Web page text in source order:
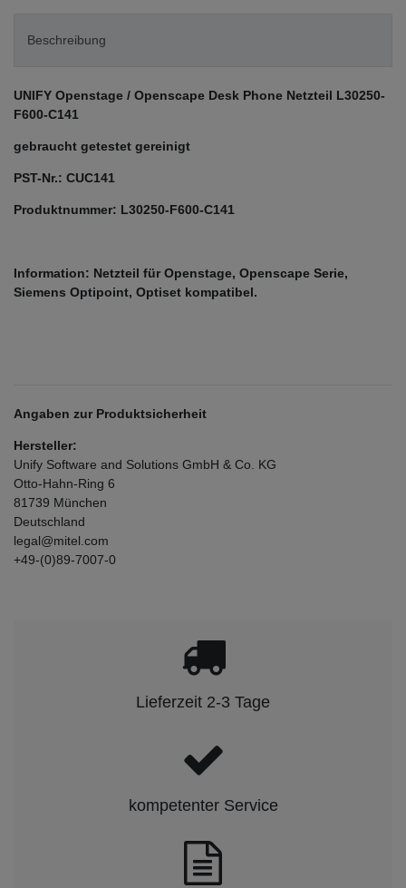
Beschreibung
UNIFY Openstage / Openscape Desk Phone Netzteil L30250-
F600-C141
gebraucht getestet gereinigt
PST-Nr.: CUC141
Produktnummer: L30250-F600-C141
Information: Netzteil für Openstage, Openscape Serie,
Siemens Optipoint, Optiset kompatibel.
Angaben zur Produktsicherheit
Hersteller:
Unify Software and Solutions GmbH & Co. KG
Otto-Hahn-Ring 6
81739 München
Deutschland
legal@mitel.com
+49-(0)89-7007-0
Lieferzeit 2-3 Tage
kompetenter Service